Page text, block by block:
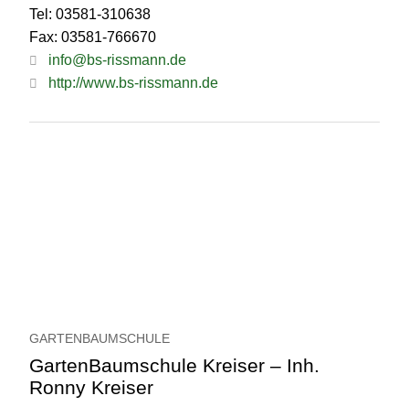
Tel: 03581-310638
Fax: 03581-766670
info@bs-rissmann.de
http://www.bs-rissmann.de
GARTENBAUMSCHULE
GartenBaumschule Kreiser – Inh.
Ronny Kreiser